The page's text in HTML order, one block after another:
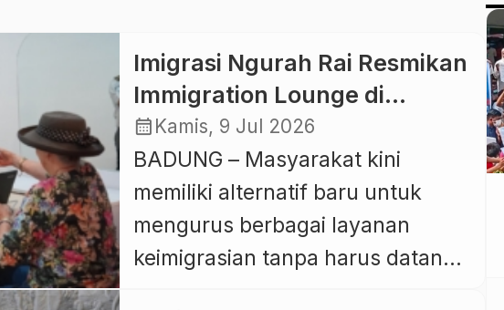
Imigrasi Ngurah Rai Resmikan
Immigration Lounge di
Discovery Mall Bali, Urus
Paspor Kini Lebih Mudah
calendar_month Kamis, 9 Jul 2026
BADUNG – Masyarakat kini
memiliki alternatif baru untuk
mengurus berbagai layanan
keimigrasian tanpa harus datang